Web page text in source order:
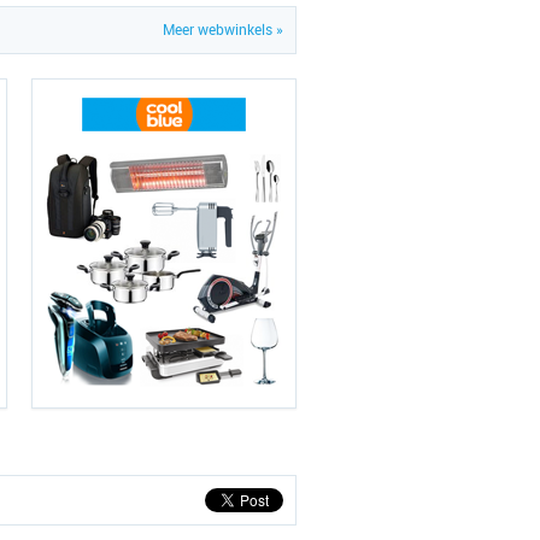
Meer webwinkels »